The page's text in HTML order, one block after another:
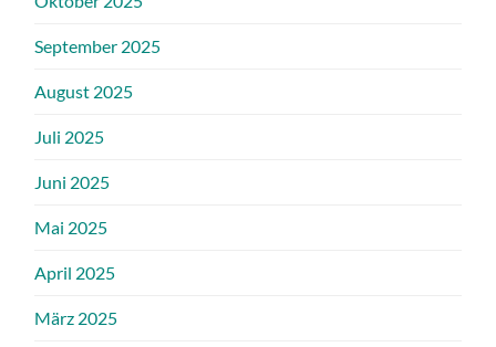
September 2025
August 2025
Juli 2025
Juni 2025
Mai 2025
April 2025
März 2025